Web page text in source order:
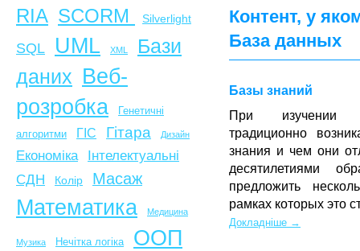
RIA SCORM Silverlight
SQL UML XML
Бази
даних Веб-
розробка
Генетичні
алгоритми
ГІС Гітара Дизайн
Економіка
Інтелектуальні
СДН
Колір Масаж
Математика Медицина
Музика Нечітка логіка ООП
Контент, у
База данных
Базы знаний
При изучении
традиционно
знания и чем они
десятилетиями
предложить
рамках которых это
Докладніше →